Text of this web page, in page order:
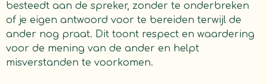
besteedt aan de spreker, zonder te onderbreken
of je eigen antwoord voor te bereiden terwijl de
ander nog praat. Dit toont respect en waardering
voor de mening van de ander en helpt
misverstanden te voorkomen.